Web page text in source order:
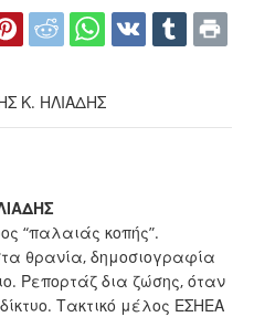
Κ. ΗΛΙΑΔΗΣ
“παλαιάς κοπής”.
θρανία, δημοσιογραφία
Ρεπορτάζ δια ζώσης, όταν
Τακτικό μέλος ΕΣΗΕΑ